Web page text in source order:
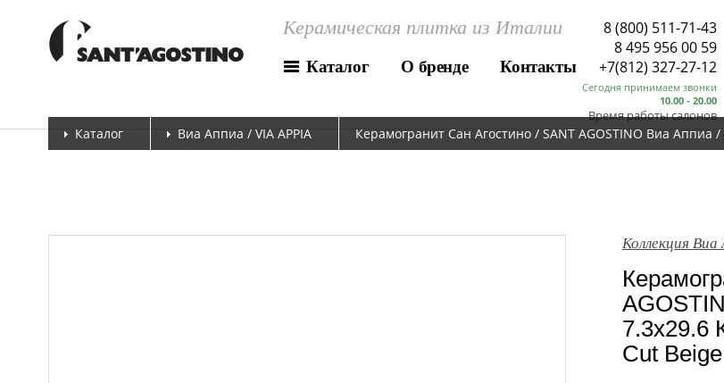
Керамическая плитка из Италии
Каталог О бренде Контакты
8 (800) 511-71-43
8 495 956 00 59
Сегодня принимаем звонки
10.00 - 20.00
Время работы салонов
+7(812) 327-27-12
Каталог Виа Аппиа / VIA APPIA Керамогранит Сан Агостино / SANT AGOSTINO Виа Аппиа /
Коллекция
7.3x29.6
Cut